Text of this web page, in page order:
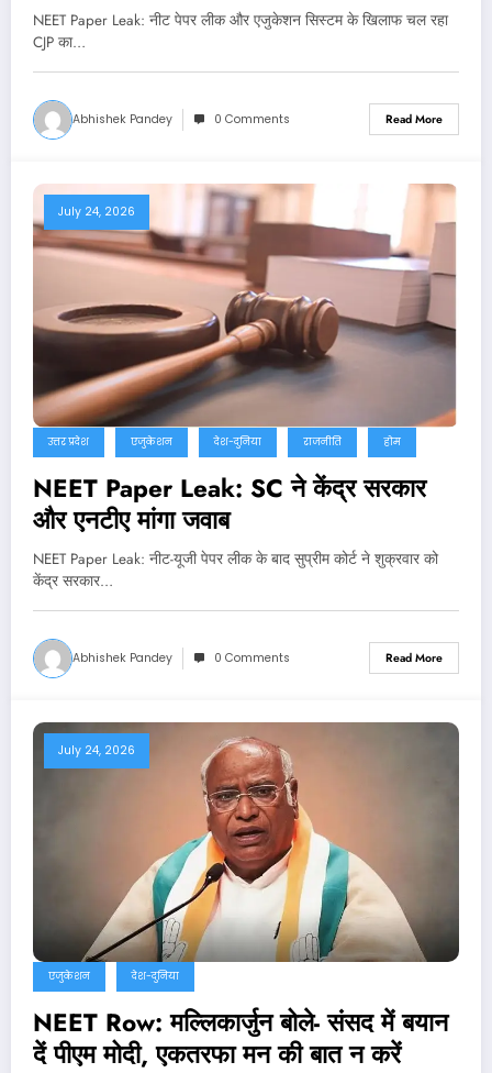
NEET Paper Leak: नीट पेपर लीक और एजुकेशन सिस्टम के खिलाफ चल रहा
CJP का…
Abhishek Pandey 0 Comments Read More
July 24, 2026
उत्तर प्रदेश एजुकेशन देश-दुनिया राजनीति होम
NEET Paper Leak: SC ने केंद्र सरकार
और एनटीए मांगा जवाब
NEET Paper Leak: नीट-यूजी पेपर लीक के बाद सुप्रीम कोर्ट ने शुक्रवार को
केंद्र सरकार…
Abhishek Pandey 0 Comments Read More
July 24, 2026
एजुकेशन देश-दुनिया
NEET Row: मल्लिकार्जुन बोले- संसद में बयान
दें पीएम मोदी, एकतरफा मन की बात न करें